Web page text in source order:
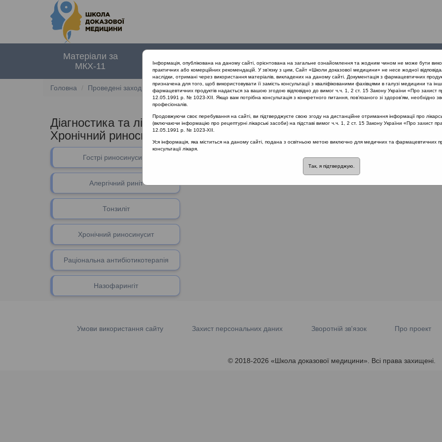
Матеріали за
МКХ-11
документи
заходи
проекту
Головна Проведені заходи Діагностика та лікування гострих тонзилітів з позицій доказової медицини (Одеса)
Діагностика та лікування гострих тонзилітів з позицій доказової
Хронічний риносинусит
Гострі риносинусити
Алергічний риніт
Тонзиліт
Хронічний риносинусит
Раціональна антибіотикотерапія
Назофарингіт
В даному розділі немає материалів
Умови використання сайту Захист персональних даних Зворотній зв'язок Про проект
© 2018-2026 «Школа доказової медицини». Всі права захищені.
Інформація, опублікована на даному сайті, орієнтована на загальне ознайомлення та жодним чином не може бути
практичних або комерційних рекомендацій. У зв’язку з цим, Сайт «Школи доказової медицини» не несе жодної
наслідки, отримані через використання матеріалів, викладених на даному сайті. Документація з фармацевтичних
призначена для того, щоб використовувати її замість консультації з кваліфікованими фахівцями в галузі медицини та
фармацевтичних продуктів надається за вашою згодою відповідно до вимог ч.ч. 1, 2 ст. 15 Закону України «Про захист
12.05.1991 р. № 1023-XII. Якщо вам потрібна консультація з конкретного питання, пов’язаного зі здоров’ям, необхідно
професіоналів.
Продовжуючи своє перебування на сайті, ви підтверджуєте свою згоду на дистанційне отримання інформації про
(включаючи інформацію про рецептурні лікарські засоби) на підставі вимог ч.ч. 1, 2 ст. 15 Закону України «Про захист
12.05.1991 р. № 1023-XII.
Уся інформація, яка міститься на даному сайті, подана з освітньою метою виключно для медичних та фармацевтичних
консультації лікаря.
Так, я підтверджую.